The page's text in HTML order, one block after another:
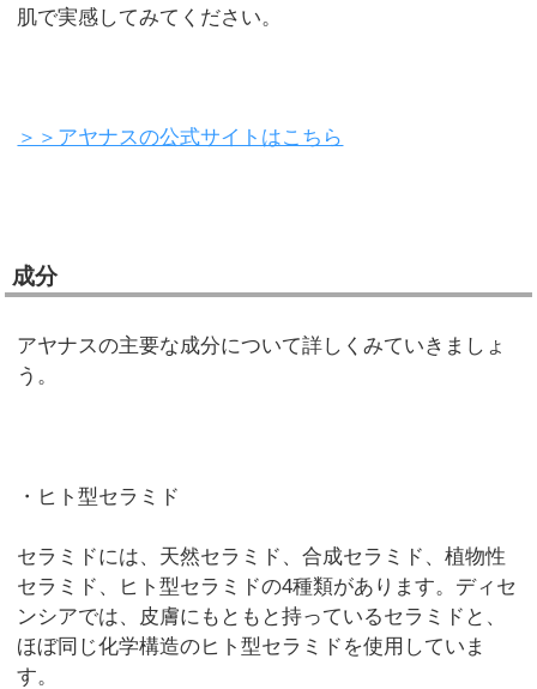
肌で実感してみてください。
＞＞アヤナスの公式サイトはこちら
成分
アヤナスの主要な成分について詳しくみていきましょ
う。
・ヒト型セラミド
セラミドには、天然セラミド、合成セラミド、植物性
セラミド、ヒト型セラミドの4種類があります。ディセ
ンシアでは、皮膚にもともと持っているセラミドと、
ほぼ同じ化学構造のヒト型セラミドを使用していま
す。